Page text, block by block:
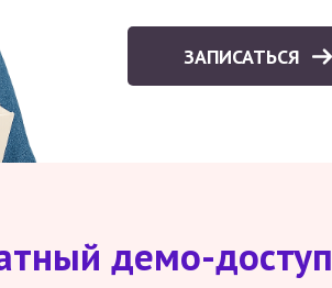
ЗАПИСАТЬСЯ
демо-доступ